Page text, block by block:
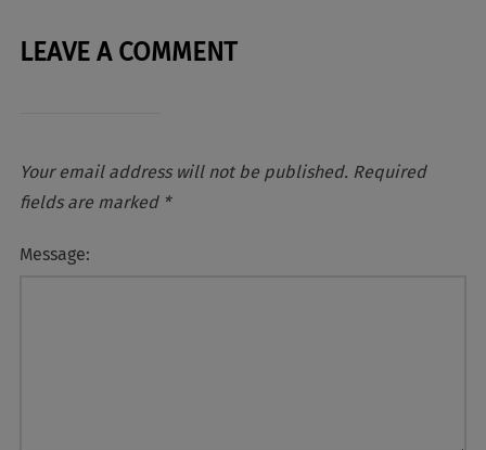
LEAVE A COMMENT
Your email address will not be published. Required
fields are marked *
Message: